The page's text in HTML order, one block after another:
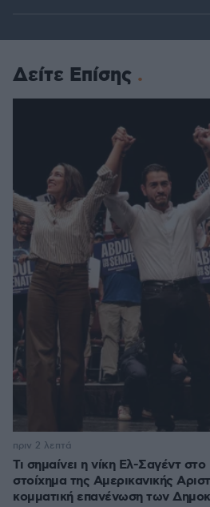
Δείτε Επίσης
Τι σημαίνει η νίκη Ελ-Σαγέντ
στοίχημα της Aμερικανικής
κομματική επανένωση των
πριν 2 λεπτά